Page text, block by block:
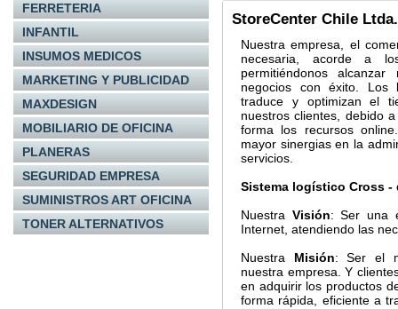
FERRETERIA
INFANTIL
INSUMOS MEDICOS
MARKETING Y PUBLICIDAD
MAXDESIGN
MOBILIARIO DE OFICINA
PLANERAS
SEGURIDAD EMPRESA
SUMINISTROS ART OFICINA
TONER ALTERNATIVOS
StoreCenter Chile
Nuestra empresa, el
necesaria, acorde a
permitiéndonos alcanzar
negocios con éxito. Los
traduce y optimizan el
nuestros clientes, debido
forma los recursos
mayor sinergias en la
servicios.
Sistema logístico Cross -
Nuestra Visión: Ser una
Internet, atendiendo las
Nuestra Misión: Ser el
nuestra empresa. Y
en adquirir los productos
forma rápida, eficiente a